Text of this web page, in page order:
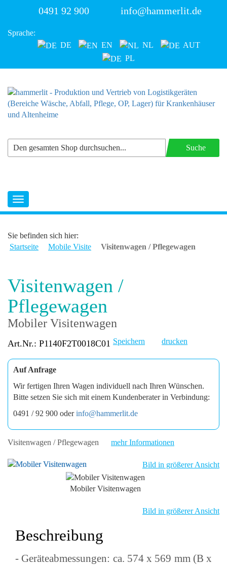
0491 92 900 info@hammerlit.de
Sprache:
DE
EN NL
AUT
PL
Suche
Sie befinden sich hier:
Startseite
Mobile Visite Visitenwagen / Pflegewagen
Visitenwagen /
Pflegewagen
Mobiler Visitenwagen
Art.Nr.: P1140F2T0018C01 Speichern drucken
Auf Anfrage
Wir fertigen Ihren Wagen individuell nach Ihren Wünschen.
Bitte setzen Sie sich mit einem Kundenberater in Verbindung:
0491 / 92 900 oderinfo@hammerlit.de
Visitenwagen / Pflegewagen mehr Informationen
Bild in größerer Ansicht
Mobiler Visitenwagen
Bild in größerer Ansicht
Beschreibung
- Geräteabmessungen: ca. 574 x 569 mm (B x